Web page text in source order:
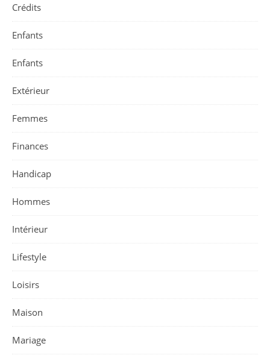
Crédits
Enfants
Enfants
Extérieur
Femmes
Finances
Handicap
Hommes
Intérieur
Lifestyle
Loisirs
Maison
Mariage